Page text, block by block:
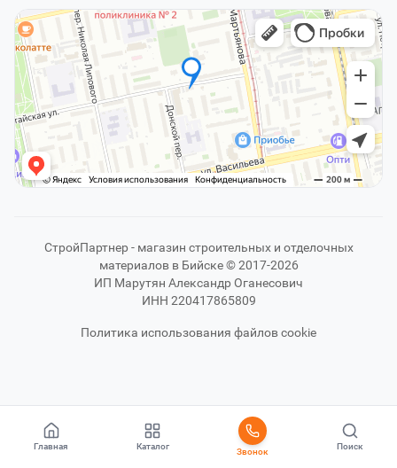
СтройПартнер - магазин строительных и отделочных
материалов в Бийске © 2017-2026
ИП Марутян Александр Оганесович
ИНН 220417865809
Политика использования файлов cookie
Главная Каталог
Звонок
Поиск